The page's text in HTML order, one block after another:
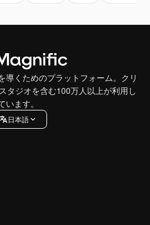
導くためのプラットフォーム。クリ
タジオを含む100万人以上が利用し
います。
日本語